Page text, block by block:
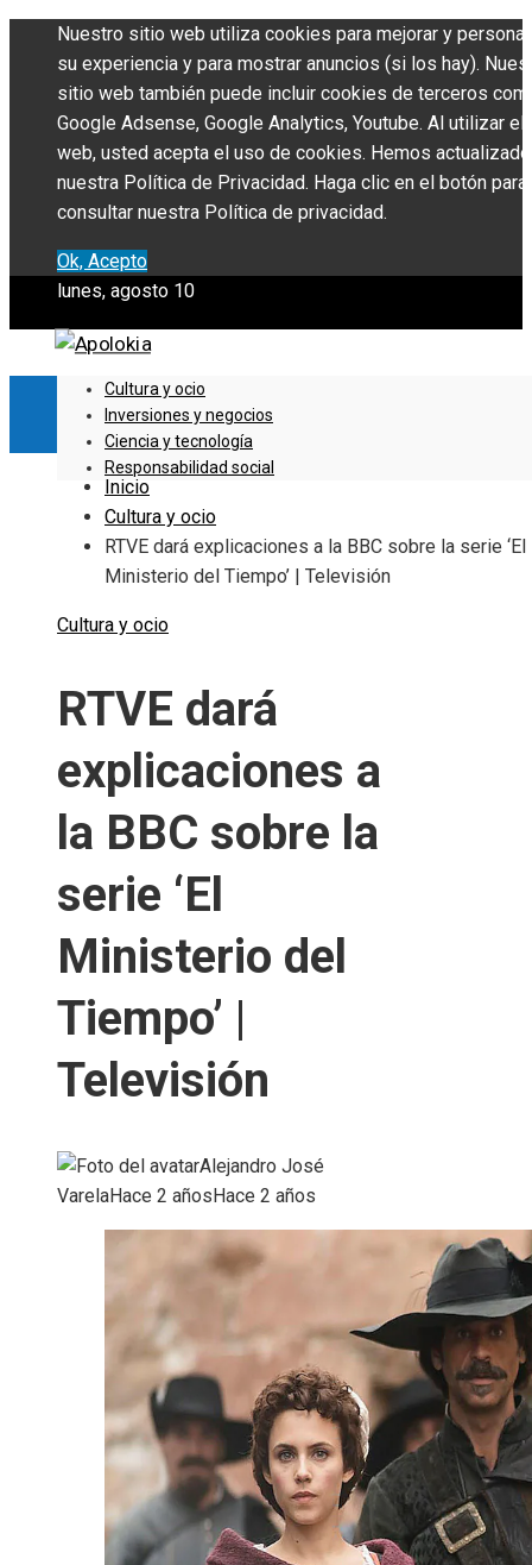
Nuestro sitio web utiliza cookies para mejorar y
su experiencia y para mostrar anuncios (si los hay).
sitio web también puede incluir cookies de terceros
Google Adsense, Google Analytics, Youtube. Al utilizar
web, usted acepta el uso de cookies. Hemos actualizado
nuestra Política de Privacidad. Haga clic en el botón para
consultar nuestra Política de privacidad.
Ok, Acepto
lunes, agosto 10
Cultura y ocio
Inversiones y negocios
Ciencia y tecnología
Responsabilidad social
Inicio
Cultura y ocio
RTVE dará explicaciones a la BBC sobre la serie ‘El
Ministerio del Tiempo’ | Televisión
Cultura y ocio
RTVE dará
explicaciones a
la BBC sobre la
serie ‘El
Ministerio del
Tiempo’ |
Televisión
Alejandro José
VarelaHace 2 años Hace 2 años